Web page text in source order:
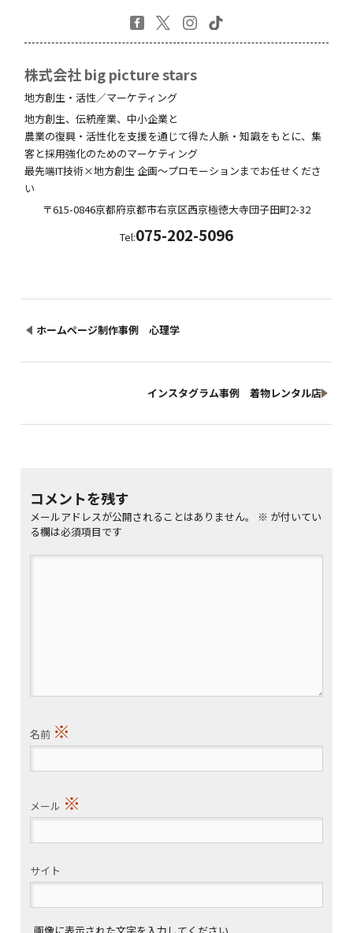
株式会社 big picture stars
地方創生・活性／マーケティング
地方創生、伝統産業、中小企業と
農業の復興・活性化を支援を通じて得た人脈・知識をもとに、集
客と採用強化のためのマーケティング
最先端IT技術×地方創生 企画～プロモーションまでお任せくださ
い
〒615-0846京都府京都市右京区西京極徳大寺団子田町2-32
Tel:075-202-5096
ホームページ制作事例 心理学
インスタグラム事例 着物レンタル店
コメントを残す
メールアドレスが公開されることはありません。 ※ が付いてい
る欄は必須項目です
名前 ※
メール ※
サイト